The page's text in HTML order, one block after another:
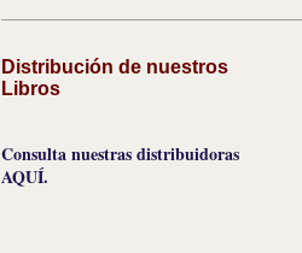
Distribución de nuestros
Libros
Consulta nuestras distribuidoras
AQUÍ.